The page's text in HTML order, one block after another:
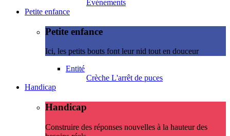
Evénements
Petite enfance
Petite enfance
Ici, les petits bouts font leur nid tout en douceur
Entité
Crèche L'arrêt de puces
Handicap
Handicap
Construire des réponses nouvelles à la hauteur des